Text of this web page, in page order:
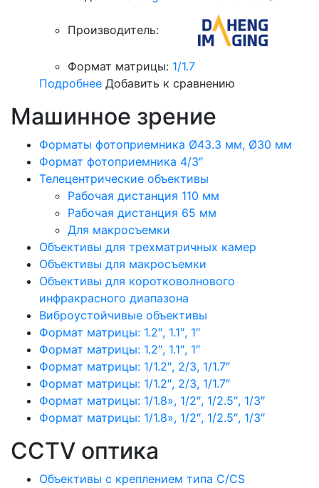
Производитель:
Формат матрицы: 1/1.7
Подробнее Добавить к сравнению
Машинное зрение
Форматы фотоприемника Ø43.3 мм, Ø30 мм
Формат фотоприемника 4/3″
Телецентрические объективы
Рабочая дистанция 110 мм
Рабочая дистанция 65 мм
Для макросъемки
Объективы для трехматричных камер
Объективы для макросъемки
Объективы для коротковолнового
инфракрасного диапазона
Виброустойчивые объективы
Формат матрицы: 1.2″, 1.1″, 1″
Формат матрицы: 1.2″, 1.1″, 1″
Формат матрицы: 1/1.2″, 2/3, 1/1.7″
Формат матрицы: 1/1.2″, 2/3, 1/1.7″
Формат матрицы: 1/1.8», 1/2″, 1/2.5″, 1/3″
Формат матрицы: 1/1.8», 1/2″, 1/2.5″, 1/3″
CCTV оптика
Объективы с креплением типа C/CS